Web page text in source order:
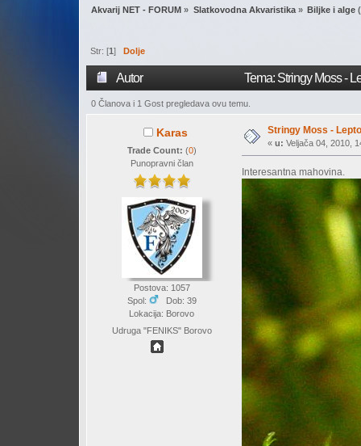
Akvarij NET - FORUM » Slatkovodna Akvaristika» Biljke i alge
Str: [1] Dolje
Autor Tema: Stringy Moss -
0 Članova i 1 Gost pregledava ovu temu.
Karas
Trade Count: (0)
Punopravni član
Postova: 1057
Spol:
Dob: 39
Lokacija: Borovo
Udruga "FENIKS" Borovo
Stringy Moss -
« u: Veljača 04, 2010,
Interesantna mahovina.